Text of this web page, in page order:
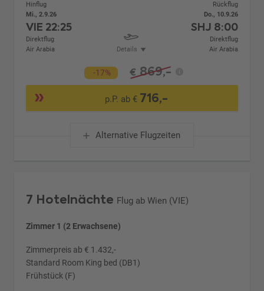
Hinflug
Mi., 2.9.26
VIE 22:25
Direktflug
Air Arabia
Details
Rückflug
Do., 10.9.26
SHJ 8:00
Direktflug
Air Arabia
-17% € 869,-
p.P. ab € 716,-
Alternative Flugzeiten
7 Hotelnächte Flug ab Wien (VIE)
Zimmer 1 (2 Erwachsene)
Zimmerpreis ab € 1.432,-
Standard Room King bed (DB1)
Frühstück (F)